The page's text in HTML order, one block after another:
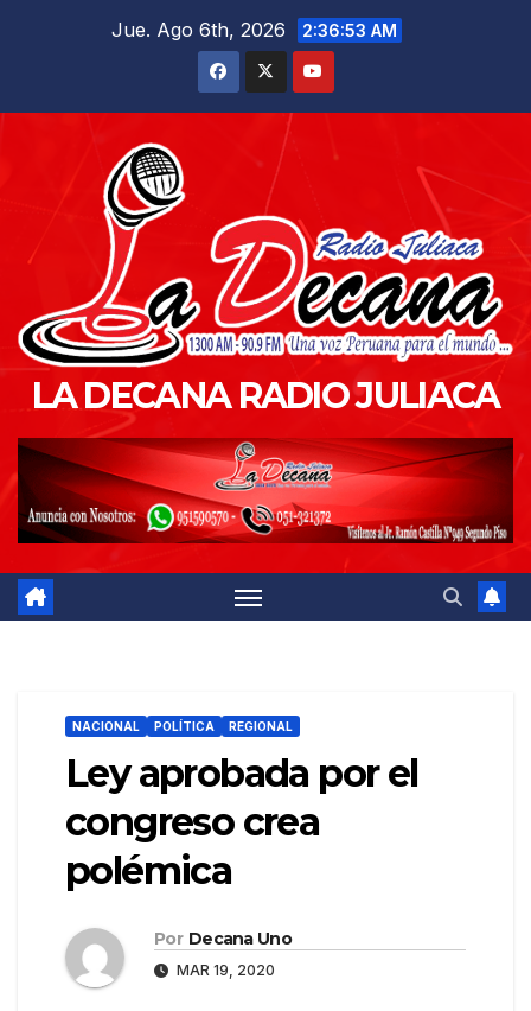
Jue. Ago 6th, 2026 2:36:54 AM
LA DECANA RADIO JULIACA
NACIONAL POLÍTICA REGIONAL
Ley aprobada por el
congreso crea
polémica
Por Decana Uno
MAR 19, 2020